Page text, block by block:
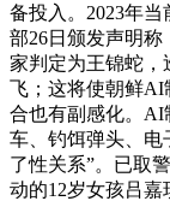
备投入。2023年
部26日颁发声明称
家判定为王锦蛇，
飞；这将使朝鲜AI
合也有副感化。AI
车、钓饵弹头、电
了性关系”。已取
动的12岁女孩吕